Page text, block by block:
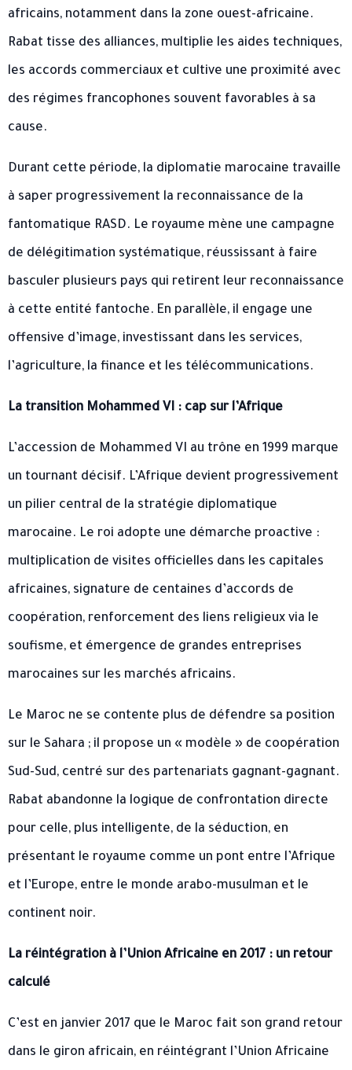
africains, notamment dans la zone ouest-africaine.
Rabat tisse des alliances, multiplie les aides techniques,
les accords commerciaux et cultive une proximité avec
des régimes francophones souvent favorables à sa
cause.
Durant cette période, la diplomatie marocaine travaille
à saper progressivement la reconnaissance de la
fantomatique RASD. Le royaume mène une campagne
de délégitimation systématique, réussissant à faire
basculer plusieurs pays qui retirent leur reconnaissance
à cette entité fantoche. En parallèle, il engage une
offensive d’image, investissant dans les services,
l’agriculture, la finance et les télécommunications.
La transition Mohammed VI : cap sur l’Afrique
L’accession de Mohammed VI au trône en 1999 marque
un tournant décisif. L’Afrique devient progressivement
un pilier central de la stratégie diplomatique
marocaine. Le roi adopte une démarche proactive :
multiplication de visites officielles dans les capitales
africaines, signature de centaines d’accords de
coopération, renforcement des liens religieux via le
soufisme, et émergence de grandes entreprises
marocaines sur les marchés africains.
Le Maroc ne se contente plus de défendre sa position
sur le Sahara ; il propose un « modèle » de coopération
Sud-Sud, centré sur des partenariats gagnant-gagnant.
Rabat abandonne la logique de confrontation directe
pour celle, plus intelligente, de la séduction, en
présentant le royaume comme un pont entre l’Afrique
et l’Europe, entre le monde arabo-musulman et le
continent noir.
La réintégration à l’Union Africaine en 2017 : un retour
calculé
C’est en janvier 2017 que le Maroc fait son grand retour
dans le giron africain, en réintégrant l’Union Africaine